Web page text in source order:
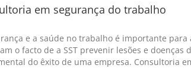
em segurança do trabalho
e a saúde no trabalho é importante
o facto de a SST prevenir lesões e
do êxito de uma empresa. Consultoria